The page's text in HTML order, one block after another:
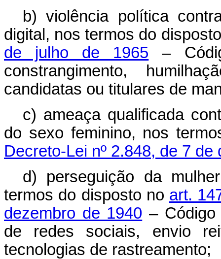
b) violência política
digital, nos termos do
de julho de 1965 –
constrangimento,
candidatas ou titulares de
c) ameaça qualificada
do sexo feminino, nos
Decreto-Lei nº 2.848, de 7
d) perseguição da
termos do disposto no art.
dezembro de 1940 – Código
de redes sociais, envio
tecnologias de rastreamento;